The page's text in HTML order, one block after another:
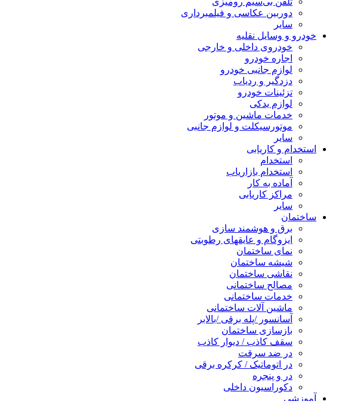
دوربین عکاسی و فیلمبرداری
سایر
خودرو و وسایل نقلیه
خودروی داخلی و خارجی
اجاره خودرو
لوازم جانبی خودرو
دزدگیر و ردیاب
تزئینات خودرو
لوازم یدکی
خدمات ماشین و موتور
موتورسیکلت و لوازم جانبی
سایر
استخدام و کاریابی
استخدام
استخدام بازاریاب
آماده به کار
مراکز کاریابی
سایر
ساختمان
برق و هوشمند سازی
ایزوگام و عایقهای رطوبتی
نمای ساختمان
شیشه ساختمان
نقاشی ساختمان
مصالح ساختمانی
خدمات ساختمانی
ماشین آلات ساختمانی
آسانسور /پله برقی /بالابر
بازسازی ساختمان
سقف کاذب / دیوار کاذب
در ضد سرقت
در اتوماتیک / کرکره برقی
در و پنجره
دکوراسیون داخلی
آموزشی